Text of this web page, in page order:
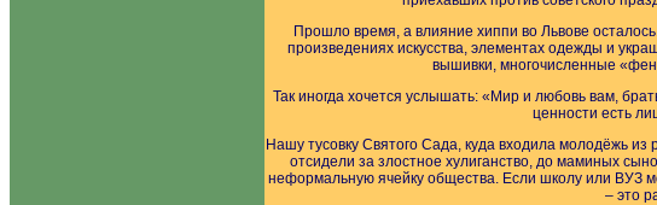
Прошло время, а влияние хиппи во Львове
произведениях искусства, элементах одежды и
вышивки, многочисленные
Так иногда хочется услышать: «Мир и любовь вам,
ценности есть
Нашу тусовку Святого Сада, куда входила молодёжь
отсидели за злостное хулиганство, до маминых
неформальную ячейку общества. Если школу или ВУЗ
– это